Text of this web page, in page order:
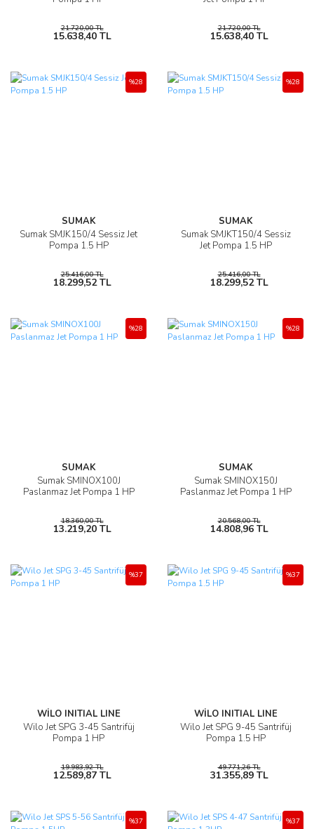
21.720,00 TL
15.638,40 TL
21.720,00 TL
15.638,40 TL
SUMAK
Sumak SMJK150/4 Sessiz Jet
Pompa 1.5 HP
%28
25.416,00 TL
18.299,52 TL
SUMAK
Sumak SMJKT150/4 Sessiz
Jet Pompa 1.5 HP
%28
25.416,00 TL
18.299,52 TL
SUMAK
Sumak SMINOX100J
Paslanmaz Jet Pompa 1 HP
%28
18.360,00 TL
13.219,20 TL
SUMAK
Sumak SMINOX150J
Paslanmaz Jet Pompa 1 HP
%28
20.568,00 TL
14.808,96 TL
WİLO INITIAL LINE
Wilo Jet SPG 3-45 Santrifüj
Pompa 1 HP
%37
19.983,92 TL
12.589,87 TL
WİLO INITIAL LINE
Wilo Jet SPG 9-45 Santrifüj
Pompa 1.5 HP
%37
49.771,26 TL
31.355,89 TL
%37 %37